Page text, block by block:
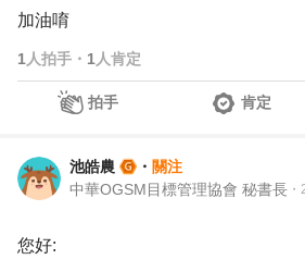
加油唷
1 人拍手 ・ 1 人肯定
拍手 肯定
池皓農 ・ 關注
中華OGSM目標管理協會 秘書長 ・
您好: